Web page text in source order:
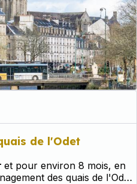
de l'Odet
et pour environ 8 mois, en
des quais de l'Odet,